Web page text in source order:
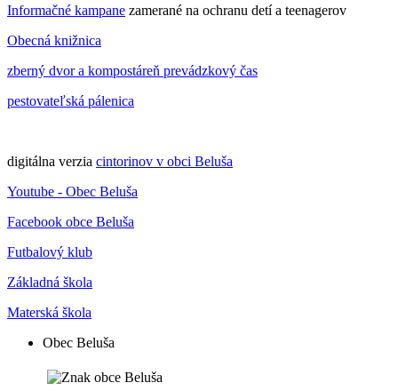
Informačné kampane zamerané na ochranu detí a teenagerov
Obecná knižnica
zberný dvor a kompostáreň prevádzkový čas
pestovateľská pálenica
digitálna verzia cintorinov v obci Beluša
Youtube - Obec Beluša
Facebook obce Beluša
Futbalový klub
Základná škola
Materská škola
Obec Beluša